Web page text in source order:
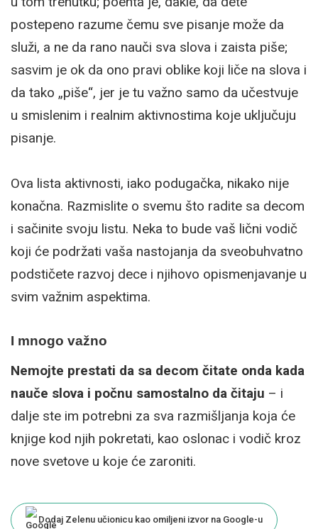
postepeno razume čemu sve pisanje može da
služi, a ne da rano nauči sva slova i zaista piše;
sasvim je ok da ono pravi oblike koji liče na slova i
da tako „piše“, jer je tu važno samo da učestvuje
u smislenim i realnim aktivnostima koje uključuju
pisanje.
Ova lista aktivnosti, iako podugačka, nikako nije
konačna. Razmislite o svemu što radite sa decom
i sačinite svoju listu. Neka to bude vaš lični vodič
koji će podržati vaša nastojanja da sveobuhvatno
podstičete razvoj dece i njihovo opismenjavanje u
svim važnim aspektima.
I mnogo važno
Nemojte prestati da sa decom čitate onda kada
nauče slova i počnu samostalno da čitaju – i
dalje ste im potrebni za sva razmišljanja koja će
knjige kod njih pokretati, kao oslonac i vodič kroz
nove svetove u koje će zaroniti.
Dodaj Zelenu učionicu kao omiljeni izvor na Google-u